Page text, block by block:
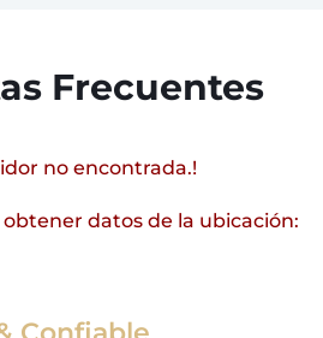
Frecuentes
no encontrada.!
datos de la ubicación: